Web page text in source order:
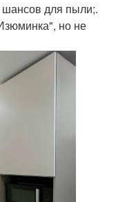
для пыли;.
но не